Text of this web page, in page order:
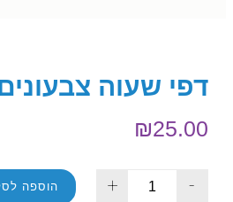
דפי שעוה צבעונים –
₪25.00
-
+ הוספה